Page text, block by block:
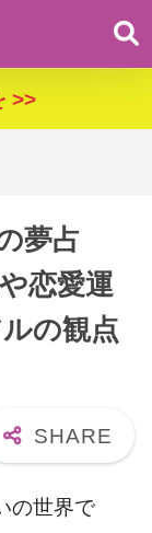
>>
夢占
恋愛運
の観点
の世界で